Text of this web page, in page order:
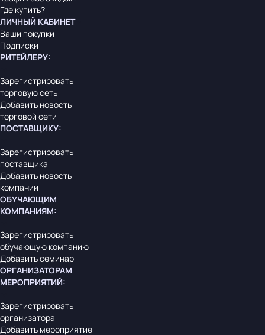
Где купить?
ЛИЧНЫЙ КАБИНЕТ
Ваши покупки
Подписки
РИТЕЙЛЕРУ:
Зарегистрировать
торговую сеть
Добавить новость
торговой сети
ПОСТАВЩИКУ:
Зарегистрировать
поставщика
Добавить новость
компании
ОБУЧАЮЩИМ
КОМПАНИЯМ:
Зарегистрировать
обучающую компанию
Добавить семинар
ОРГАНИЗАТОРАМ
МЕРОПРИЯТИЙ:
Зарегистрировать
организатора
Добавить мероприятие